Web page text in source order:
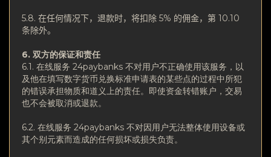
5.8. 在任何情况下，退款时，将扣除 5% 的佣金，第 10.10
条除外。
6. 双方的保证和责任
6.1. 在线服务 24paybanks 不对用户不正确使用该服务，以
及他在填写数字货币兑换标准申请表的某些点的过程中所犯
的错误承担物质和道义上的责任。即使资金转错账户，交易
也不会被取消或退款。
6.2. 在线服务 24paybanks 不对因用户无法整体使用设备或
其个别元素而造成的任何损坏或损失负责。